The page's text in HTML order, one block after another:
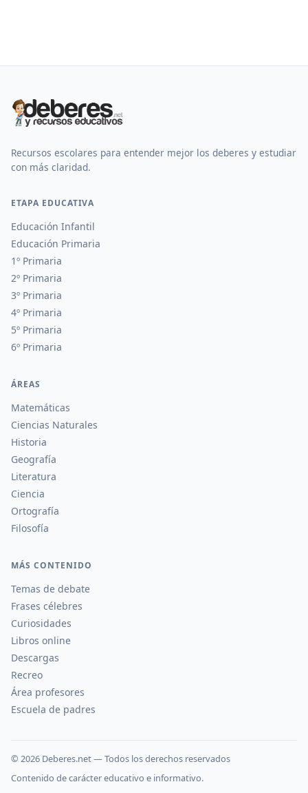
Recursos escolares para entender mejor los deberes y estudiar
con más claridad.
ETAPA EDUCATIVA
Educación Infantil
Educación Primaria
1º Primaria
2º Primaria
3º Primaria
4º Primaria
5º Primaria
6º Primaria
ÁREAS
Matemáticas
Ciencias Naturales
Historia
Geografía
Literatura
Ciencia
Ortografía
Filosofía
MÁS CONTENIDO
Temas de debate
Frases célebres
Curiosidades
Libros online
Descargas
Recreo
Área profesores
Escuela de padres
© 2026 Deberes.net — Todos los derechos reservados
Contenido de carácter educativo e informativo.